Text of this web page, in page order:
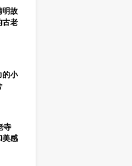
明故
老
的小
寺
感